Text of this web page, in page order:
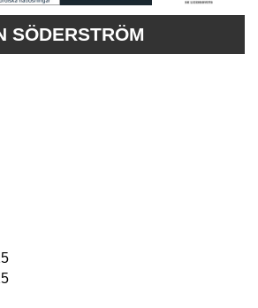
SÖDERSTRÖM